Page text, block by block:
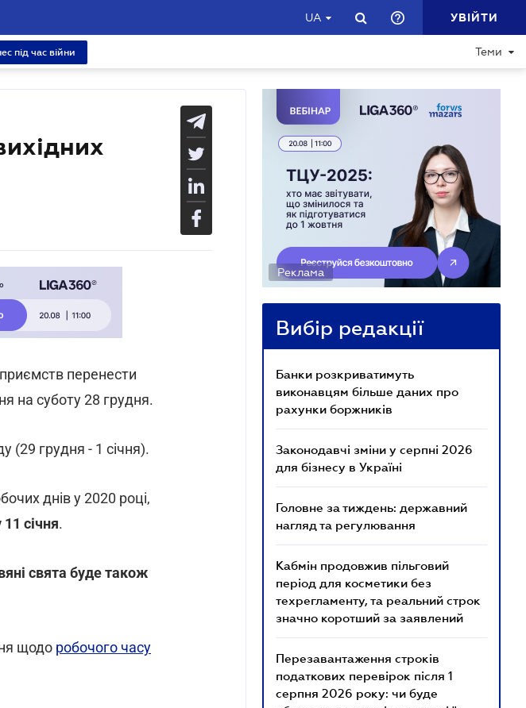
UA УВІЙТИ
під час війни Теми
перенести
на суботу 28 грудня.
(29 грудня - 1 січня).
днів у 2020 році,
січня.
свята буде також
щодо робочого часу
Реклама
Вибір редакції
Банки розкриватимуть
виконавцям більше даних про
рахунки боржників
Законодавчі зміни у серпні 2026
для бізнесу в Україні
Головне за тиждень: державний
нагляд та регулювання
Кабмін продовжив пільговий
період для косметики без
техрегламенту, та реальний строк
значно коротший за заявлений
Перезавантаження строків
податкових перевірок після 1
серпня 2026 року: чи буде